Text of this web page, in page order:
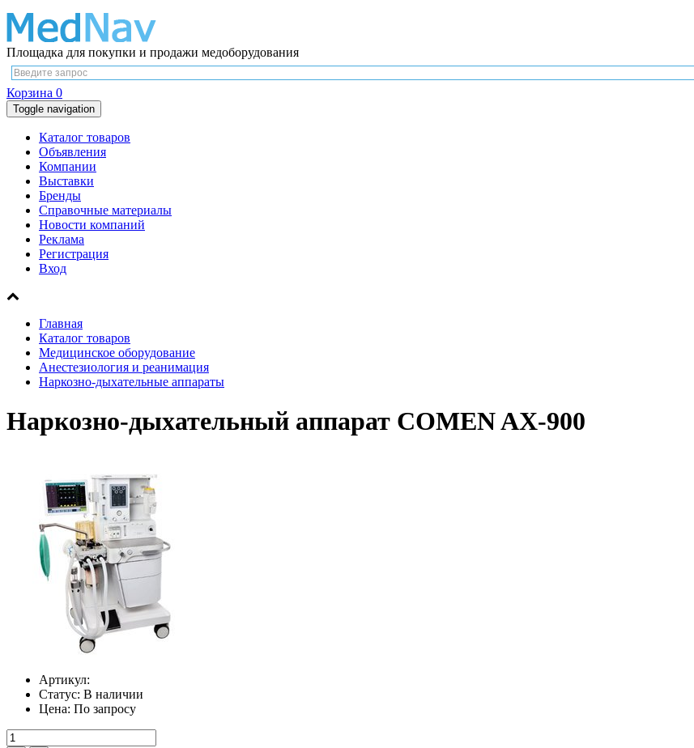
Площадка для покупки и продажи медоборудования
Корзина 0
Toggle navigation
Каталог товаров
Объявления
Компании
Выставки
Бренды
Справочные материалы
Новости компаний
Реклама
Регистрация
Вход
Главная
Каталог товаров
Медицинское оборудование
Анестезиология и реанимация
Наркозно-дыхательные аппараты
Наркозно-дыхательный аппарат COMEN AX-900
Артикул:
Статус: В наличии
Цена: По запросу